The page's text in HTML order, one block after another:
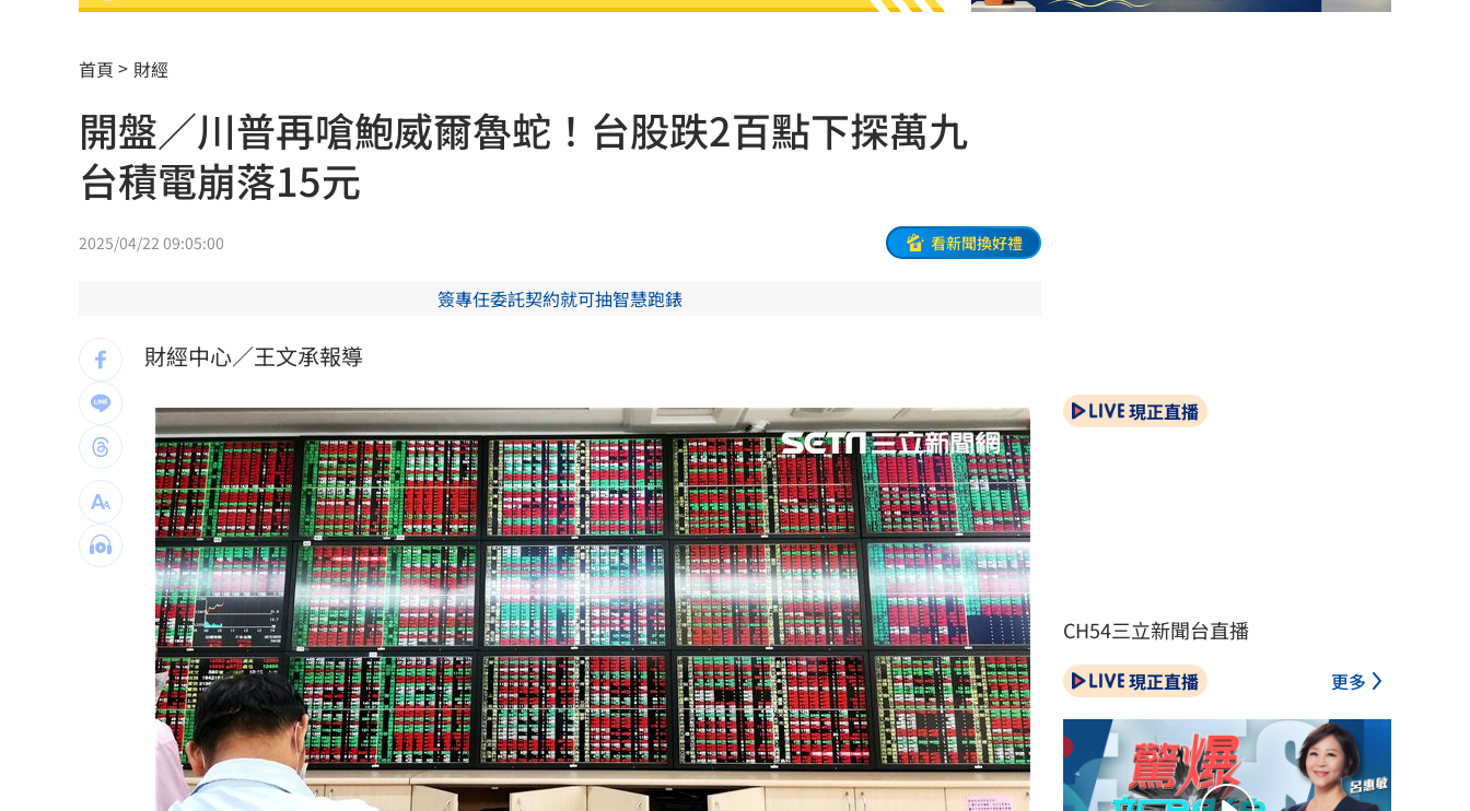
太陽下抽菸突倒地！醫：猝死風險高3倍
下週鬼門開12禁忌風水 家中2物易招好兄弟 20:57
Apink降臨高雄 她新歌曝光：唱不好別發
吃剉冰拉到脫水洗腎 醫揭1類人4大危機
一直放屁還大不出來！醫揭大腸癌3警訊
獨／早療課彈7歲童額頭 家長控不當治療 20:11
AKIRA開唱藏彩蛋！兒子首度驚喜獻「聲」 20:06
台灣囡仔來了 馬蒔權開唱嗨喊：我是誰？ 20:05
驚傳駭客猛攻華爾街 多家受害者已吐贖金 20:02
公推孫散步遭撞亡 女慟:沒有爸爸的父親節 19:42
台南大貨車、自小客事故 1名駕駛死亡 19:38
台灣彩券開獎直播中 20:31
LIVE三立+24小時直播 15:27
首頁 財經
開盤／川普再嗆鮑威爾魯蛇！台股跌2百點下探萬九
台積電崩落15元
2025/04/22 09:05:00 看新聞換好禮
簽專任委託契約就可抽智慧跑錶
財經中心／王文承報導
現正直播
CH54三立新聞台直播
現正直播 更多